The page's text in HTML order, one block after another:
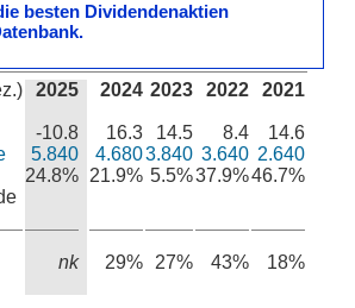
besten Dividendenaktien
2025
-10.8
5.840
24.8%
nk
2024
16.3
4.680
21.9%
29%
2023
14.5
3.840
5.5%
27%
2022
8.4
3.640
37.9%
43%
2021
14.6
2.640
46.7%
18%